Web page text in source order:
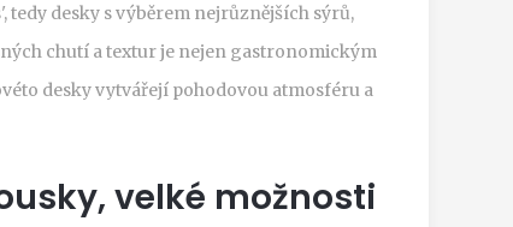
desky s výběrem nejrůznějších sýrů,
chutí a textur je nejen gastronomickým
desky vytvářejí pohodovou atmosféru a
velké možnosti